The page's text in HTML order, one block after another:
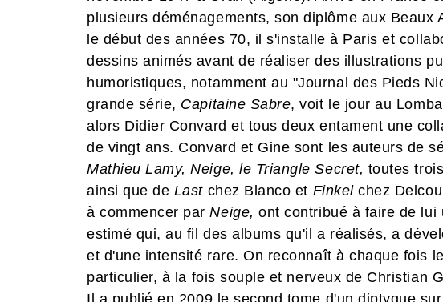
plusieurs déménagements, son diplôme aux Beaux
le début des années 70, il s'installe à Paris et
dessins animés avant de réaliser des illustrations
humoristiques, notamment au "Journal des Pieds
grande série, Capitaine Sabre, voit le jour au
alors Didier Convard et tous deux entament une
de vingt ans. Convard et Gine sont les auteurs de
Mathieu Lamy, Neige, le Triangle Secret, toutes
ainsi que de Last chez Blanco et Finkelchez
à commencer parNeige,ont contribué à faire de lui
estimé qui, au fil des albums qu'il a réalisés, a
et d'une intensité rare. On reconnaît à chaque fois
particulier, à la fois souple et nerveux de Christian
Il a publié en 2009 le second tome d'un diptyque